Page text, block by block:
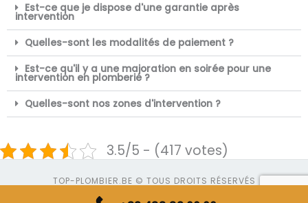
Est-ce que je dispose d'une garantie après
intervention
Quelles-sont les modalités de paiement ?
Est-ce qu'il y a une majoration en soirée pour une
intervention en plomberie ?
Quelles-sont nos zones d'intervention ?
3.5/5 - (417 votes)
TOP-PLOMBIER.BE © TOUS DROITS RÉSERVÉS